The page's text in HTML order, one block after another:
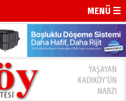
MENÜ ☰